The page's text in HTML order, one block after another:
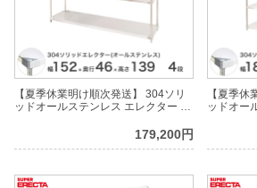
【夏季休業明け順次発送】 304ソリ
ッドオールステンレス エレクター シ
46.1cmx高さ138.4cm PSポール ダイ
カスト・アジャストボルト付 4段
179,200円
【夏季休
ッドオー
61.4cmx
カスト・